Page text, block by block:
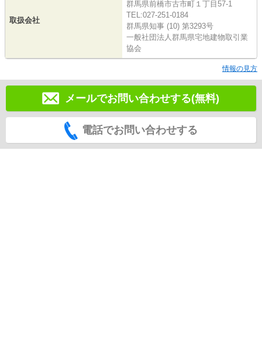
取扱会社
群馬県前橋市古市町１丁目57-1
TEL:027-251-0184
群馬県知事 (10) 第3293号
一般社団法人群馬県宅地建物取引業
協会
情報の見方
メールでお問い合わせする(無料)
電話でお問い合わせする